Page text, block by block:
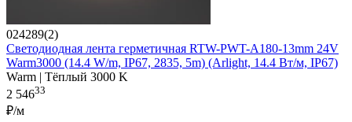
024289(2)
Светодиодная лента герметичная RTW-PWT-A180-13mm 24V
Warm3000 (14.4 W/m, IP67, 2835, 5m) (Arlight, 14.4 Вт/м, IP67)
Warm | Тёплый 3000 K
2 54633
₽/м